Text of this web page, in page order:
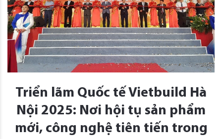
Triển lãm Quốc tế Vietbuild Hà
Nội 2025: Nơi hội tụ sản phẩm
mới, công nghệ tiên tiến trong